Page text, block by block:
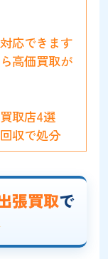
応できます
高価買取が
取店4選
収で処分
張買取で